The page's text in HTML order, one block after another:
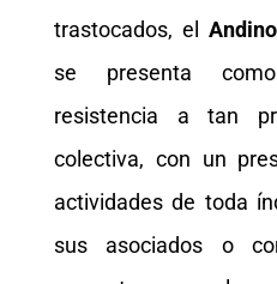
trastocados, el
se presenta
resistencia a tan
colectiva, con un
actividades de toda
sus asociados o